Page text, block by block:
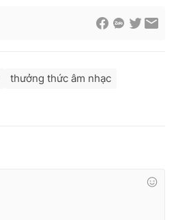
thưởng thức âm nhạc